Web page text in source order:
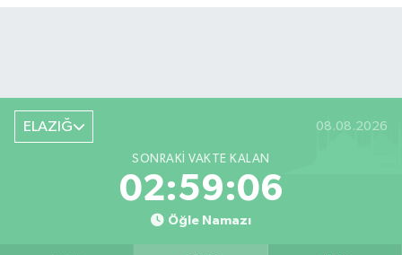
ELAZIĞ 08.08.2026
SONRAKI VAKTE KALAN
02:59:06
Öğle Namazı